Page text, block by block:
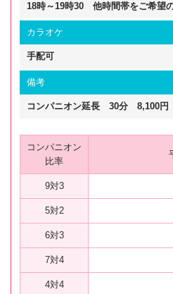
18時～19時30 他時間帯をご希望
カラオケ
手配可
備考
コンパニオン延長 30分 8,100円
コンパニオン
比率
9対3
5対2
6対3
7対4
4対4